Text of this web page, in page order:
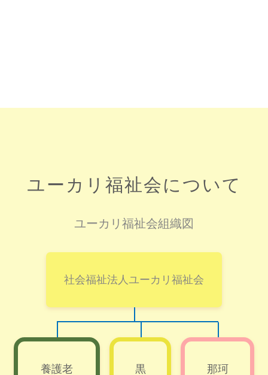
ユーカリ福祉会について
ユーカリ福祉会組織図
社会福祉法人ユーカリ福祉会
養護老 黒 那珂